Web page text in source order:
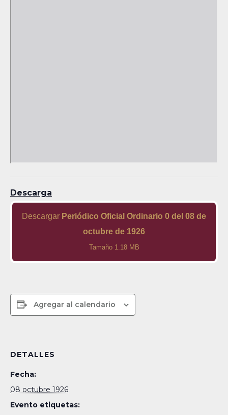
Descarga
Descargar Periódico Oficial Ordinario 0 del 08 de
octubre de 1926
Tamaño 1.18 MB
Agregar al calendario
DETALLES
Fecha:
08 octubre 1926
Evento etiquetas: